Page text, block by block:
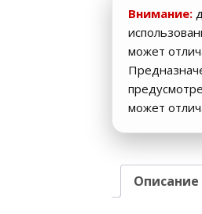
Внимание:
может
может
Описание